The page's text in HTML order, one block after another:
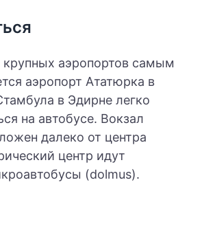
аэропортов самым
аэропорт Ататюрка в
в Эдирне легко
на автобусе. Вокзал
далеко от центра
центр идут
(dolmus).